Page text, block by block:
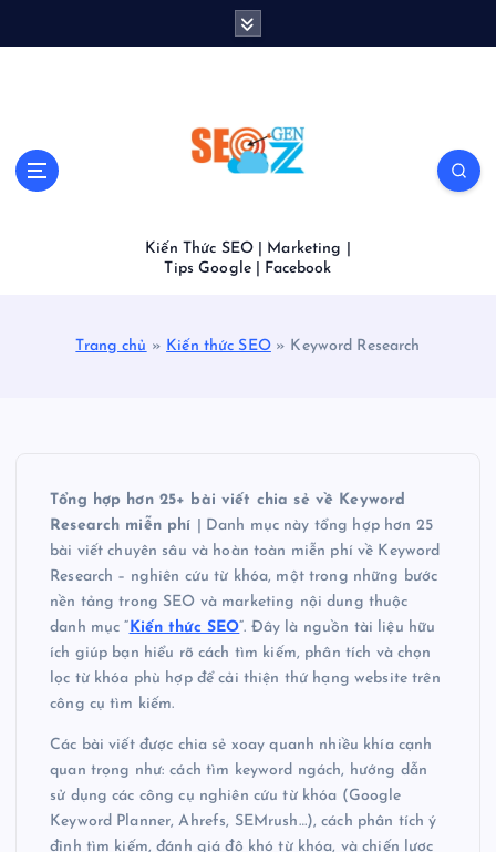
Kiến Thức SEO | Marketing |
Tips Google | Facebook
Trang chủ » Kiến thức SEO» Keyword Research
Tổng hợp hơn 25+ bài viết chia sẻ về Keyword
Research miễn phí
| Danh mục này tổng hợp hơn 25
bài viết chuyên sâu và hoàn toàn miễn phí về Keyword
Research – nghiên cứu từ khóa, một trong những bước
nền tảng trong SEO và marketing nội dung thuộc
danh mục “Kiến thức SEO“. Đây là nguồn tài liệu hữu
ích giúp bạn hiểu rõ cách tìm kiếm, phân tích và chọn
lọc từ khóa phù hợp để cải thiện thứ hạng website trên
công cụ tìm kiếm.
Các bài viết được chia sẻ xoay quanh nhiều khía cạnh
quan trọng như: cách tìm keyword ngách, hướng dẫn
sử dụng các công cụ nghiên cứu từ khóa (Google
Keyword Planner, Ahrefs, SEMrush…), cách phân tích ý
định tìm kiếm, đánh giá độ khó từ khóa, và chiến lược